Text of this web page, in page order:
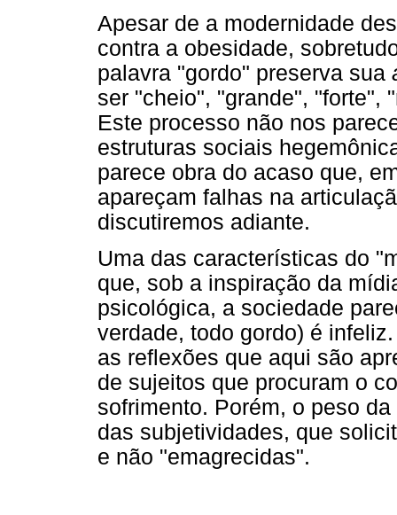
Apesar de a modernidade
contra a obesidade,
palavra "gordo" preserva sua
ser "cheio", "grande", "forte",
Este processo não nos
estruturas sociais
parece obra do acaso que,
apareçam falhas na
discutiremos adiante.
Uma das características do
que, sob a inspiração da
psicológica, a sociedade
verdade, todo gordo) é
as reflexões que aqui são
de sujeitos que procuram o
sofrimento. Porém, o peso
das subjetividades, que
e não "emagrecidas".